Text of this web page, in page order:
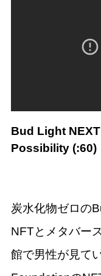
Bud Light
Possibility
炭水化物ゼロの
NFT​​とメタバー
館で男性が見て